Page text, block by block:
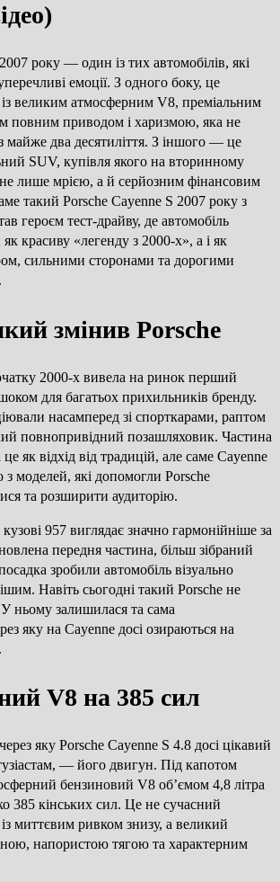
року — один із тих автомобілів, які
емоції. З одного боку, це
великим атмосферним V8, преміальним
повним приводом і харизмою, яка не
майже два десятиліття. З іншого — це
SUV, купівля якого на вторинному
лише мрією, а й серйозним фінансовим
такий Porsche Cayenne S 2007 року з
героєм тест-драйву, де автомобіль
красиву «легенду з 2000-х», а і як
сильними сторонами та дорогими
змінив Porsche
2000-х вивела на ринок перший
для багатьох прихильників бренду.
насамперед зі спорткарами, раптом
повнопривідний позашляховик. Частина
як відхід від традицій, але саме Cayenne
з моделей, які допомогли Porsche
та розширити аудиторію.
957 виглядає значно гармонійніше за
передня частина, більш зібраний
зробили автомобіль візуально
Навіть сьогодні такий Porsche не
ньому залишилася та сама
яку на Cayenne досі озираються на
V8 на 385 сил
яку Porsche Cayenne S 4.8 досі цікавий
— його двигун. Під капотом
бензиновий V8 об’ємом 4,8 літра
385 кінських сил. Це не сучасний
миттєвим ривком знизу, а великий
напористою тягою та характерним